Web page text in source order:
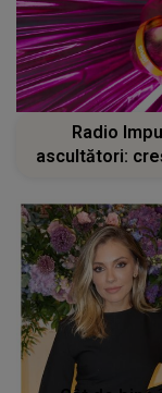
Radio
ascultători: